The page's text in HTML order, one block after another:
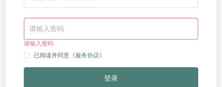
请输入密码
已阅读并同意 《服务协议》
登录